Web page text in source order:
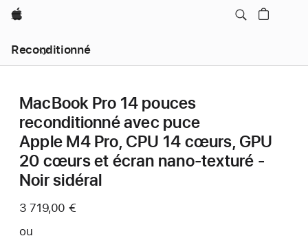
Apple
Reconditionné
MacBook Pro 14 pouces
reconditionné avec puce
Apple M4 Pro, CPU 14 cœurs, GPU
20 cœurs et écran nano-texturé -
Noir sidéral
3 719,00 €
ou